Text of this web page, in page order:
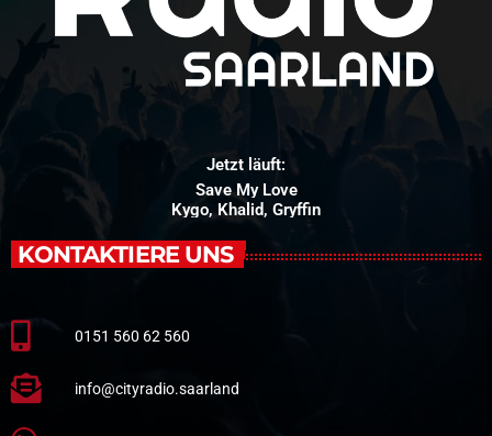
Jetzt läuft:
Save My Love
Kygo, Khalid, Gryffin
KONTAKTIERE UNS
0151 560 62 560
info@cityradio.saarland